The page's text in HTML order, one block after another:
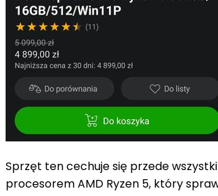
Sprzęt ten cechuje się przede
procesorem AMD Ryzen 5, który